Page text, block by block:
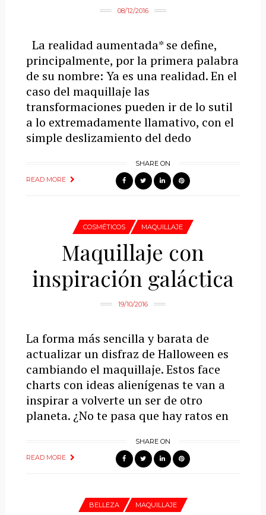
08/12/2016
La realidad aumentada* se define,
principalmente, por la primera palabra
de su nombre: Ya es una realidad. En el
caso del maquillaje las
transformaciones pueden ir de lo sutil
a lo extremadamente llamativo, con el
simple deslizamiento del dedo
READ MORE
SHARE ON
COSMÉTICOS MAQUILLAJE
Maquillaje con
inspiración galáctica
19/10/2016
La forma más sencilla y barata de
actualizar un disfraz de Halloween es
cambiando el maquillaje. Estos face
charts con ideas alienígenas te van a
inspirar a volverte un ser de otro
planeta. ¿No te pasa que hay ratos en
READ MORE
SHARE ON
BELLEZA MAQUILLAJE